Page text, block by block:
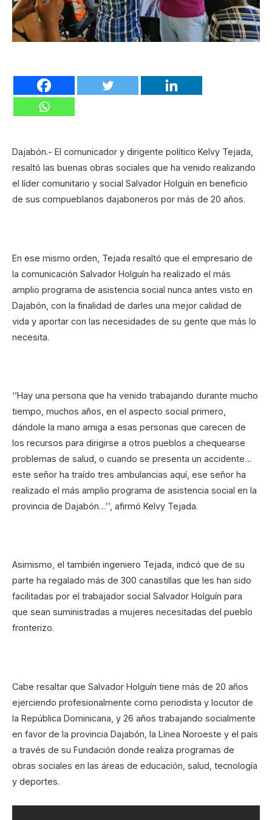
Dajabón.- El comunicador y dirigente político Kelvy Tejada,
resaltó las buenas obras sociales que ha venido realizando
el líder comunitario y social Salvador Holguín en beneficio
de sus compueblanos dajaboneros por más de 20 años.
En ese mismo orden, Tejada resaltó que el empresario de
la comunicación Salvador Holguín ha realizado el más
amplio programa de asistencia social nunca antes visto en
Dajabón, con la finalidad de darles una mejor calidad de
vida y aportar con las necesidades de su gente que más lo
necesita.
‘’Hay una persona que ha venido trabajando durante mucho
tiempo, muchos años, en el aspecto social primero,
dándole la mano amiga a esas personas que carecen de
los recursos para dirigirse a otros pueblos a chequearse
problemas de salud, o cuando se presenta un accidente…
este señor ha traído tres ambulancias aquí, ese señor ha
realizado el más amplio programa de asistencia social en la
provincia de Dajabón…’’, afirmó Kelvy Tejada.
Asimismo, el también ingeniero Tejada, indicó que de su
parte ha regalado más de 300 canastillas que les han sido
facilitadas por el trabajador social Salvador Holguín para
que sean suministradas a mujeres necesitadas del pueblo
fronterizo.
Cabe resaltar que Salvador Holguín tiene más de 20 años
ejerciendo profesionalmente como periodista y locutor de
la República Dominicana, y 26 años trabajando socialmente
en favor de la provincia Dajabón, la Línea Noroeste y el país
a través de su Fundación donde realiza programas de
obras sociales en las áreas de educación, salud, tecnología
y deportes.